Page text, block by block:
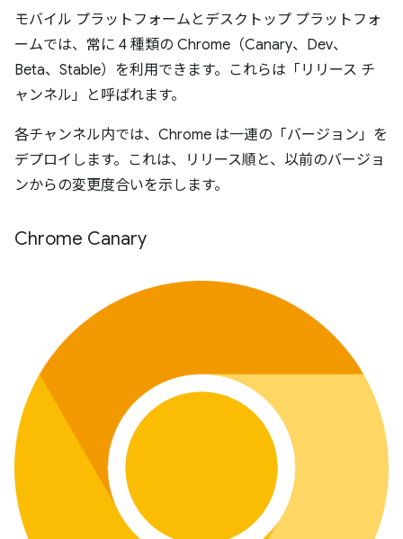
モバイル プラットフォームとデスクトップ プラットフォ
ームでは、常に 4 種類の Chrome（Canary、Dev、
Beta、Stable）を利用できます。これらは「リリース チ
ャンネル」と呼ばれます。
各チャンネル内では、Chrome は一連の「バージョン」を
デプロイします。これは、リリース順と、以前のバージョ
ンからの変更度合いを示します。
Chrome Canary